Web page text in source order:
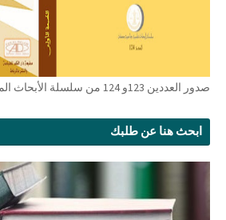
صدور العددين 123و 124 من سلسلة الأبحاث المعمقة بتاريخ 01/09/2024
ابحث هنا عن طلبك